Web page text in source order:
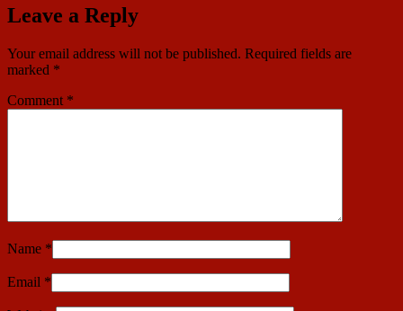
Leave a Reply
Your email address will not be published. Required fields are
marked *
Comment *
Name *
Email *